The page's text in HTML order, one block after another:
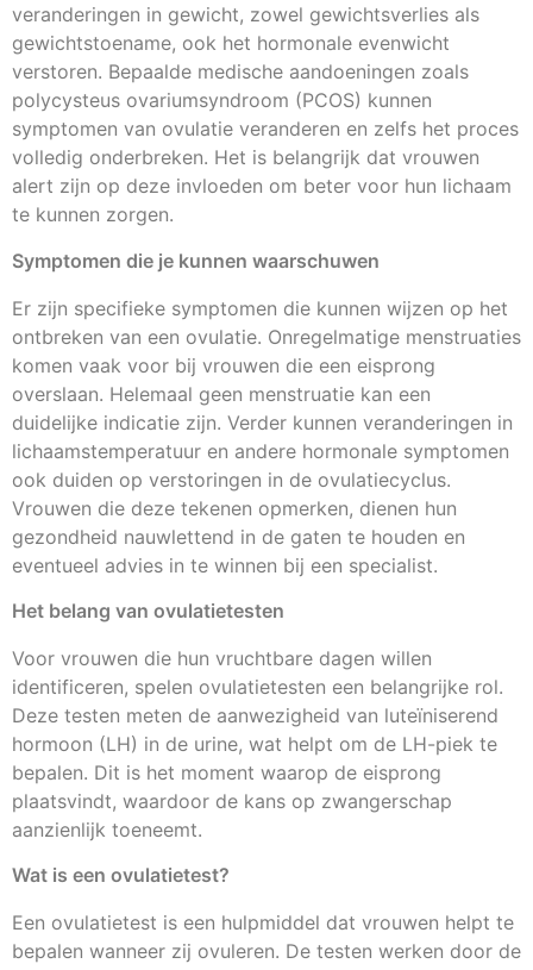
veranderingen in gewicht, zowel gewichtsverlies als
gewichtstoename, ook het hormonale evenwicht
verstoren. Bepaalde medische aandoeningen zoals
polycysteus ovariumsyndroom (PCOS) kunnen
symptomen van ovulatie veranderen en zelfs het proces
volledig onderbreken. Het is belangrijk dat vrouwen
alert zijn op deze invloeden om beter voor hun lichaam
te kunnen zorgen.
Symptomen die je kunnen waarschuwen
Er zijn specifieke symptomen die kunnen wijzen op het
ontbreken van een ovulatie. Onregelmatige menstruaties
komen vaak voor bij vrouwen die een eisprong
overslaan. Helemaal geen menstruatie kan een
duidelijke indicatie zijn. Verder kunnen veranderingen in
lichaamstemperatuur en andere hormonale symptomen
ook duiden op verstoringen in de ovulatiecyclus.
Vrouwen die deze tekenen opmerken, dienen hun
gezondheid nauwlettend in de gaten te houden en
eventueel advies in te winnen bij een specialist.
Het belang van ovulatietesten
Voor vrouwen die hun vruchtbare dagen willen
identificeren, spelen ovulatietesten een belangrijke rol.
Deze testen meten de aanwezigheid van luteïniserend
hormoon (LH) in de urine, wat helpt om de LH-piek te
bepalen. Dit is het moment waarop de eisprong
plaatsvindt, waardoor de kans op zwangerschap
aanzienlijk toeneemt.
Wat is een ovulatietest?
Een ovulatietest is een hulpmiddel dat vrouwen helpt te
bepalen wanneer zij ovuleren. De testen werken door de